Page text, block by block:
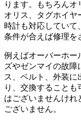
ります。もちろん
オリス、タグホイヤ
時計も対応していて
条件が合えば修理を
例えばオーバーホー
ズやゼンマイの故障
ス、ベルト、外装に
り、交換すること
はございませんけれ
ございません。